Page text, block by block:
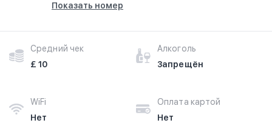
Показать номер
Средний чек
£ 10
Алкоголь
Запрещён
WiFi
Нет
Оплата картой
Нет